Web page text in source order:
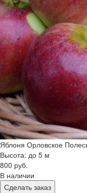
Яблоня Орловское
Высота: до 5 м
800 руб.
В наличии
Сделать заказ